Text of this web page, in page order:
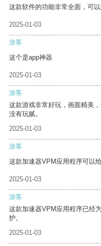
这款软件的功能非常全面，可以
2025-01-03
游客
这个是app神器
2025-01-03
游客
这款游戏非常好玩，画面精美
没有玩腻。
2025-01-03
游客
这款加速器VPM应用程序可以
2025-01-03
游客
这款加速器VPM应用程序已经
护。
2025-01-03